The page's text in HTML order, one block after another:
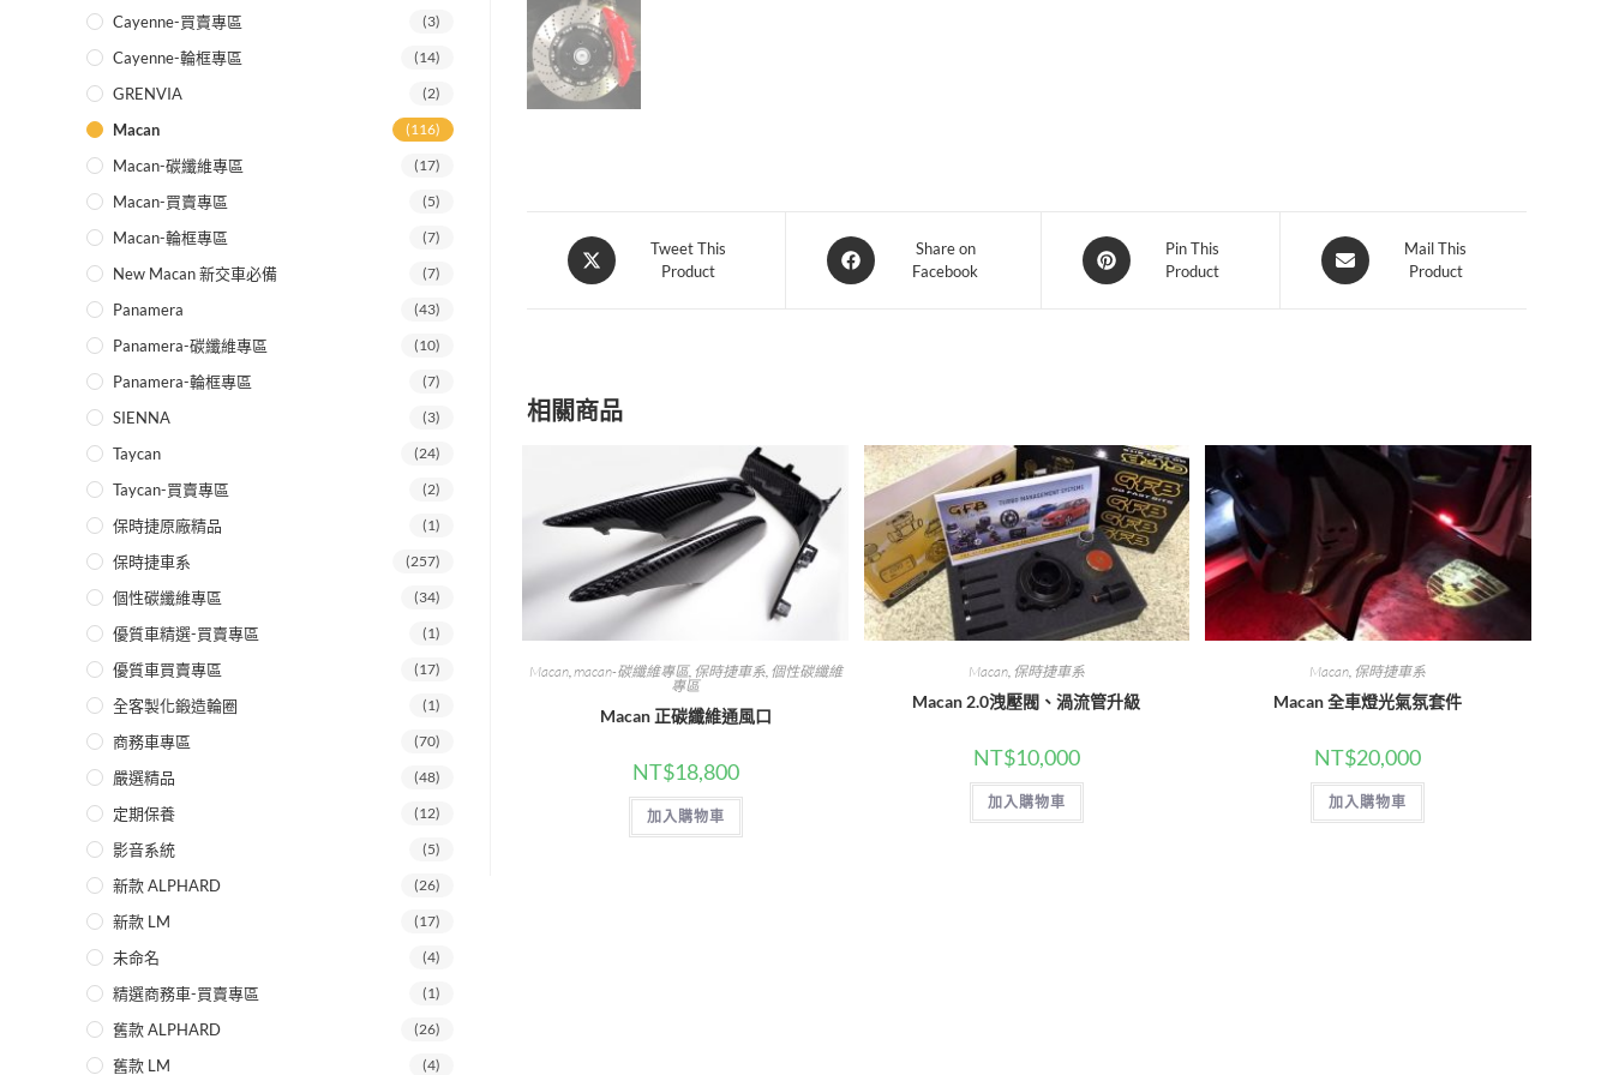
Opens
in
Tweet This
Product
Opens
in
Share on
Facebook
Opens
in
Pin This
Product
Opens
in
Mail This
Product
相關商品
Macan, macan-碳纖維專區, 保時捷車系, 個性碳纖維
專區
Macan 正碳纖維通風口
NT$18,800
加入購物車
Macan, 保時捷車系
Macan 2.0洩壓閥、渦流管升級
NT$10,000
加入購物車
Macan 保時捷車系
Macan 全車燈光氣氛套件
NT$20,000
加入購物車
Cayenne-買賣專區 (3)
Cayenne-輪框專區 (14)
GRENVIA (2)
Macan (116)
Macan-碳纖維專區 (17)
Macan-買賣專區 (5)
Macan-輪框專區 (7)
New Macan 新交車必備 (7)
Panamera (43)
Panamera-碳纖維專區 (10)
Panamera-輪框專區 (7)
SIENNA (3)
Taycan (24)
Taycan-買賣專區 (2)
保時捷原廠精品 (1)
保時捷車系 (257)
個性碳纖維專區 (34)
優質車精選-買賣專區 (1)
優質車買賣專區 (17)
全客製化鍛造輪圈 (1)
商務車專區 (70)
嚴選精品 (48)
定期保養 (12)
影音系統 (5)
新款 ALPHARD (26)
新款 LM (17)
未命名 (4)
精選商務車-買賣專區 (1)
舊款 ALPHARD (26)
舊款 LM (4)